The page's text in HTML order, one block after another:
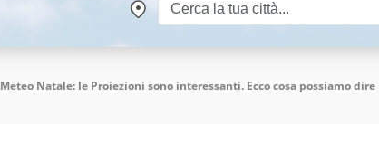
Meteo Natale: le Proiezioni sono interessanti. Ecco cosa possiamo dire